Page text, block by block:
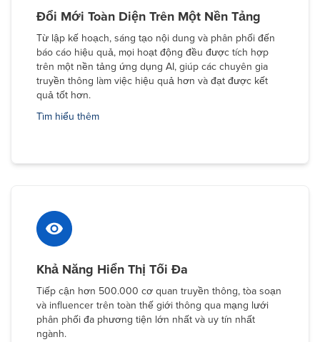
Đổi Mới Toàn Diện Trên Một Nền Tảng
Từ lập kế hoạch, sáng tạo nội dung và phân phối đến
báo cáo hiệu quả, mọi hoạt động đều được tích hợp
trên một nền tảng ứng dụng AI, giúp các chuyên gia
truyền thông làm việc hiệu quả hơn và đạt được kết
quả tốt hơn.
Tìm hiểu thêm
Khả Năng Hiển Thị Tối Đa
Tiếp cận hơn 500.000 cơ quan truyền thông, tòa soạn
và influencer trên toàn thế giới thông qua mạng lưới
phân phối đa phương tiện lớn nhất và uy tín nhất
ngành.